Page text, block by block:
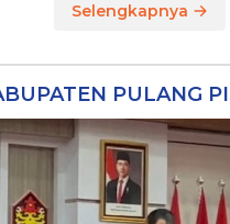
Selengkapnya
PULANG